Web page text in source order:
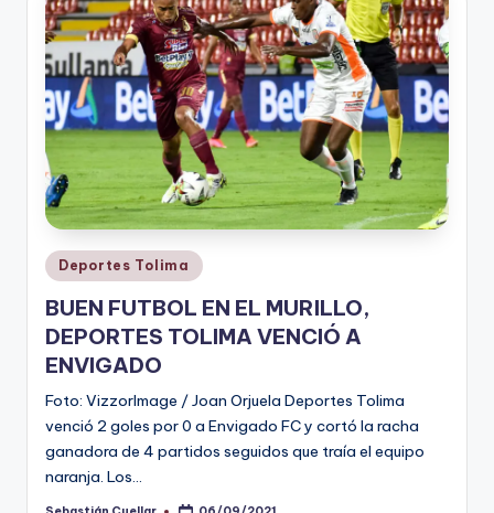
Publicado
en
Deportes Tolima
BUEN FUTBOL EN EL MURILLO,
DEPORTES TOLIMA VENCIÓ A
ENVIGADO
Foto: VizzorImage / Joan Orjuela Deportes Tolima
venció 2 goles por 0 a Envigado FC y cortó la racha
ganadora de 4 partidos seguidos que traía el equipo
naranja. Los…